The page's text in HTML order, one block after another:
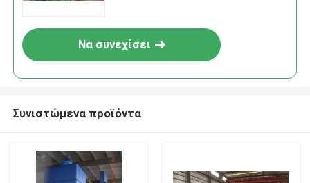
Να συνεχίσει
Συνιστώμενα προϊόντα